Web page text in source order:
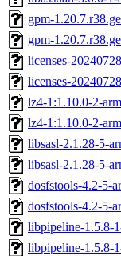
gpm-
gpm-
licenses-
licenses-
lz4-1:1.10.0-2-
lz4-1:1.10.0-2-
libsasl-2.1.28-5-
libsasl-2.1.28-5-
dosfstools-4.2-5-
dosfstools-4.2-5-
libpipeline-1.5.8-
libpipeline-1.5.8-